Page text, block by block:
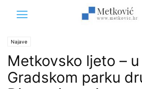
Najave
Metkovsko ljeto –
Gradskom parku